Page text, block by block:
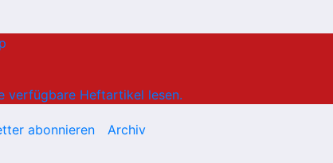
verfügbare Heftartikel lesen.
abonnieren Archiv